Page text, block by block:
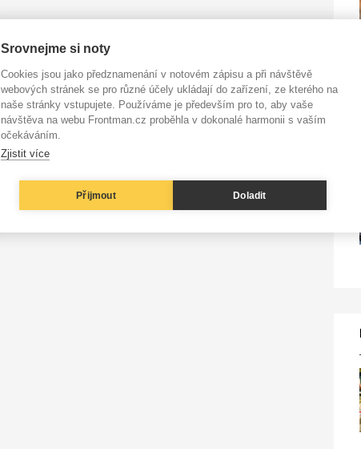
Srovnejme si noty
Cookies jsou jako předznamenání v notovém zápisu a při návštěvě
webových stránek se pro různé účely ukládají do zařízení, ze kterého na
naše stránky vstupujete. Používáme je především pro to, aby vaše
návštěva na webu Frontman.cz proběhla v dokonalé harmonii s vaším
očekáváním.
Zjistit více
Přijmout Doladit